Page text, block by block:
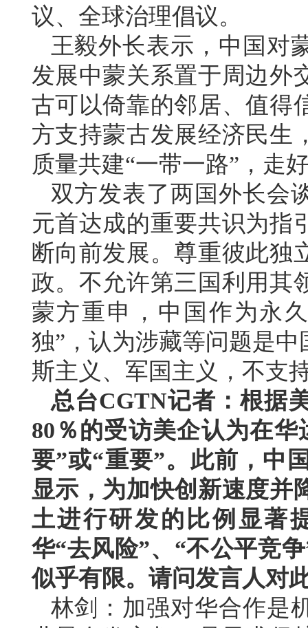
议、全球治理倡议。
王毅外长表示，中国对
发展中蒙关系置于周边外
古可以倚靠的邻居、值得
方支持蒙古发展经济民生
质量共建“一带一路”，走
双方发表了两国外长会
元首达成的重要共识为指
断向前发展。尊重彼此独
政。不允许第三国利用其
蒙方重申，中国作为永
独”，认为涉藏等问题是
斯主义、军国主义，不支
总台CGTN记者：根据
80％的受访美企认为在
要”或“重要”。此前，中
显示，为加快创新速度并
土进行研发的比例显著
华“去风险”、“不公平竞
似乎有限。请问发言人对
林剑：加强对华合作是